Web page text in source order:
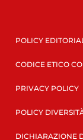
POLICY
CODICE ETICO
PRIVACY POLICY
POLICY
DICHIARAZIONE